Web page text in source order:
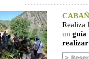
Realiza
un guía